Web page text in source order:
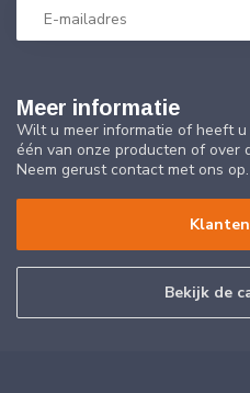
Meer informatie
Wilt u meer informatie of heeft
één van onze producten of over
Neem gerust contact met ons op.
Bekijk de